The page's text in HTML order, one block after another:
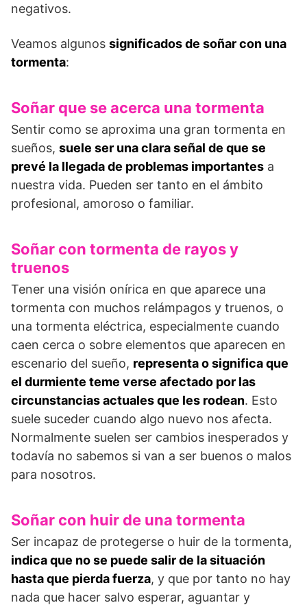
negativos.
Veamos algunos significados de soñar con una
tormenta:
Soñar que se acerca una tormenta
Sentir como se aproxima una gran tormenta en
sueños, suele ser una clara señal de que se
prevé la llegada de problemas importantes a
nuestra vida. Pueden ser tanto en el ámbito
profesional, amoroso o familiar.
Soñar con tormenta de rayos y
truenos
Tener una visión onírica en que aparece una
tormenta con muchos relámpagos y truenos, o
una tormenta eléctrica, especialmente cuando
caen cerca o sobre elementos que aparecen en
escenario del sueño, representa o significa que
el durmiente teme verse afectado por las
circunstancias actuales que les rodean. Esto
suele suceder cuando algo nuevo nos afecta.
Normalmente suelen ser cambios inesperados y
todavía no sabemos si van a ser buenos o malos
para nosotros.
Soñar con huir de una tormenta
Ser incapaz de protegerse o huir de la tormenta,
indica que no se puede salir de la situación
hasta que pierda fuerza, y que por tanto no hay
nada que hacer salvo esperar, aguantar y